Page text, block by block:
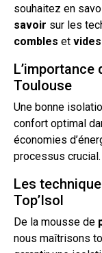
souhaitez en
savoir sur les
combles et vides
L’importance
Toulouse
Une bonne
confort optimal
économies
processus crucial.
Les
Top’Isol
De la mousse de
nous maîtrisons